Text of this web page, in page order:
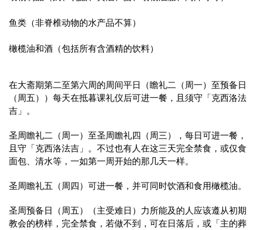
鱼类（非脊椎动物的水产品不算）
橄榄油和酒（包括所有含酒精的饮料）
在大斋期第二至第六周的周间平日（瞻礼二（周一）至预备日
（周五））每天在抵暮课礼仪后可进一餐，且须守「克西洛法
吉」。
圣周瞻礼二（周一）至圣周瞻礼四（周三），每日可进一餐，
且守「克西洛法吉」。不过也有人在这三天完全禁食，或仅食
面包、清水等，一如第一周开始的那几天一样。
圣周瞻礼五（周四）可进一餐，并可同时饮酒和食用橄榄油。
圣周预备日（周五）（主受难日）力所能及的人应该遵从初期
教会的榜样，完全禁食，若做不到，可在日落后，或「主的葬